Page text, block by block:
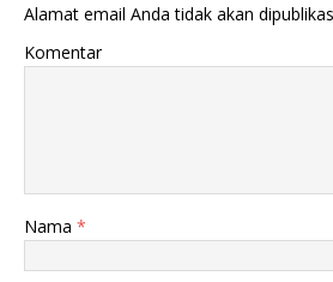
Alamat email Anda tidak akan
Komentar
Nama *